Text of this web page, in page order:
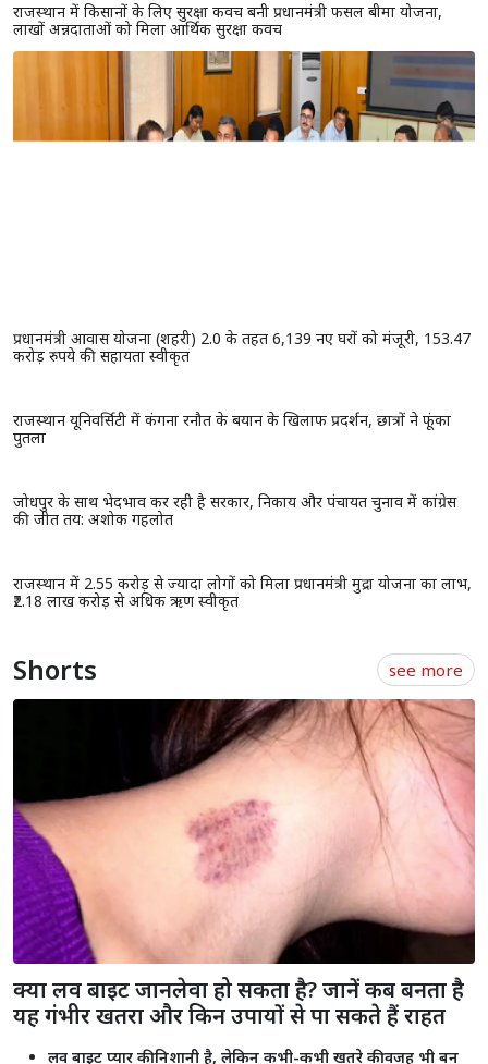
राजस्थान में किसानों के लिए सुरक्षा कवच बनी प्रधानमंत्री फसल बीमा योजना,
लाखों अन्नदाताओं को मिला आर्थिक सुरक्षा कवच
प्रधानमंत्री आवास योजना (शहरी) 2.0 के तहत 6,139 नए घरों को मंजूरी, 153.47
करोड़ रुपये की सहायता स्वीकृत
राजस्थान यूनिवर्सिटी में कंगना रनौत के बयान के खिलाफ प्रदर्शन, छात्रों ने फूंका
पुतला
जोधपुर के साथ भेदभाव कर रही है सरकार, निकाय और पंचायत चुनाव में कांग्रेस
की जीत तय: अशोक गहलोत